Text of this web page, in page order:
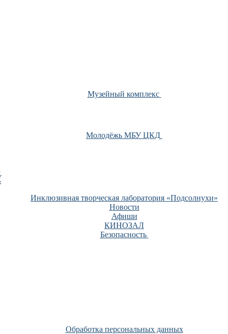
Музейный комплекс
Молодёжь МБУ ЦКД
Инклюзивная творческая лаборатория «Подсолнухи»
Новости
Афиши
КИНОЗАЛ
Безопасность
Обработка персональных данных